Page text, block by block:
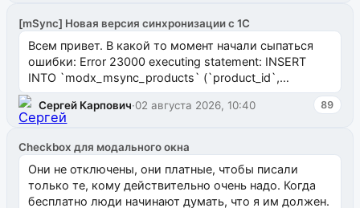
[mSync] Новая версия синхронизации с 1С
Всем привет. В какой то момент начали сыпаться
ошибки: Error 23000 executing statement: INSERT
INTO `modx_msync_products` (`product_id`,
`uuid_1c`) VALUES ...
Сергей Карпович·02 августа 2026, 10:40 89
Checkbox для модального окна
Они не отключены, они платные, чтобы писали
только те, кому действительно очень надо. Когда
бесплатно люди начинают думать, что я им должен.